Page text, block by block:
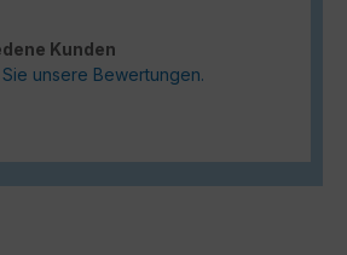
Kunden
unsere Bewertungen.